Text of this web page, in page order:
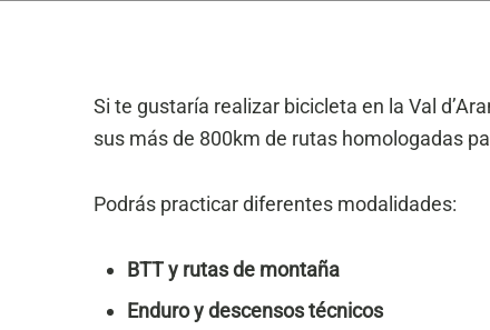
Si te gustaría realizar bicicleta en la Val
sus más de 800km de rutas homologadas
Podrás practicar diferentes modalidades:
BTT y rutas de montaña
Enduro y descensos técnicos